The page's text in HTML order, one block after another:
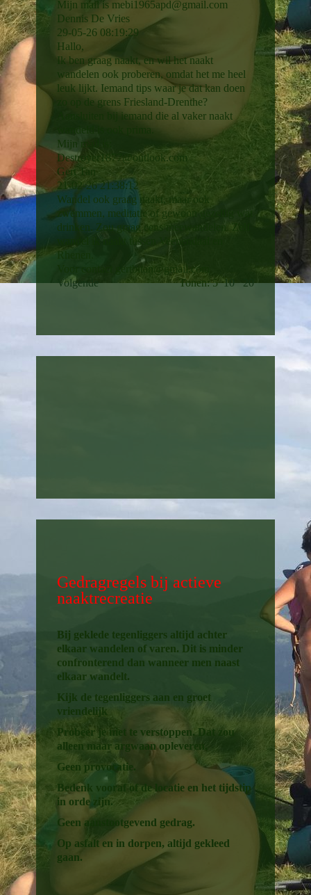
Mijn mail is mebi1965apd@gmail.com
Dennis De Vries
29-05-26 08:19:29
Hallo,
Ik ben graag naakt, en wil het naakt
wandelen ook proberen, omdat het me heel
leuk lijkt. Iemand tips waar je dat kan doen
zo op de grens Friesland-Drenthe?
Aansluiten bij iemand die al vaker naakt
wandeld is ook prima.
Mijn mail is:
Destroyer1877@­outlook.­com
Gert Tan
21-02-26 21:38:12
Wandel ook graag naakt, maar ook
zwemmen, meditatie of gewoon gezellig wat
drinken. Zou graag eens meewandelen. Zelf
wandel ik naakt tussen Veenendaal en
Voor contact gertbitan@gmail.com
Volgende
Tonen: 510 20
Gedragregels bij actieve
naaktrecreatie
Bij geklede tegenliggers altijd achter
elkaar wandelen of varen. Dit is minder
confronterend dan wanneer men naast
elkaar wandelt.
Kijk de tegenliggers aan en groet
vriendelijk
Probeer je niet te verstoppen. Dat zou
alleen maar argwaan opleveren.
Geen provocatie.
Bedenk vooraf of de locatie en het tijdstip
in orde zijn.
Geen aanstootgevend gedrag.
Op asfalt en in dorpen, altijd gekleed
gaan.